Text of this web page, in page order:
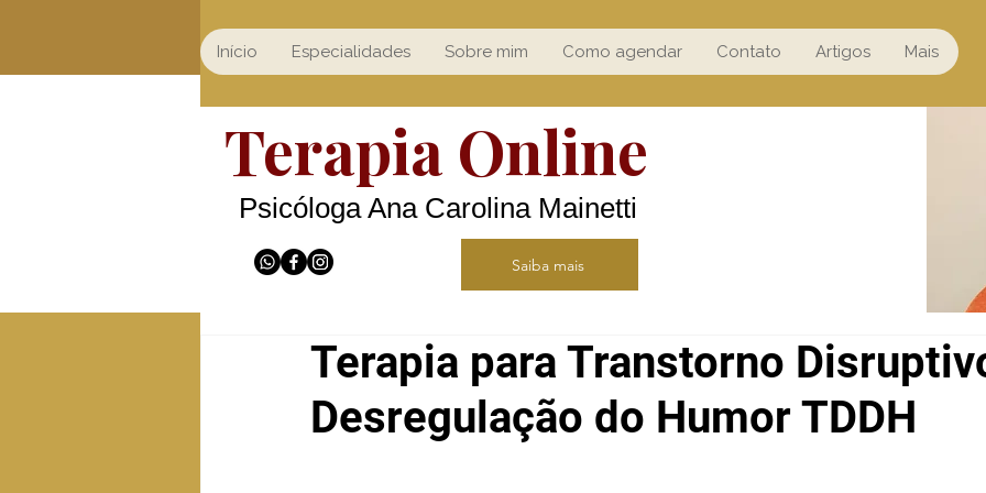
Início Especialidades Sobre mim Como agendar Contato Artigos Mais
Terapia Online
Psicóloga Ana Carolina Mainetti
Saiba mais
Terapia para Transtorno
Desregulação do Humor TDDH